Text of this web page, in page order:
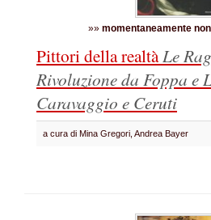
»» momentaneamente
Pittori della realtàLe
Rivoluzioneda Foppa e
Caravaggio e Ceruti
a cura di Mina Gregori, Andrea Bayer